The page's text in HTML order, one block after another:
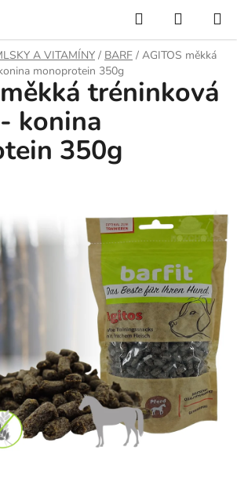
l
d
Á
U
K
Š
Í
K
A VITAMÍNY / BARF / AGITOS měkká
monoprotein 350g
tréninková
konina
350g